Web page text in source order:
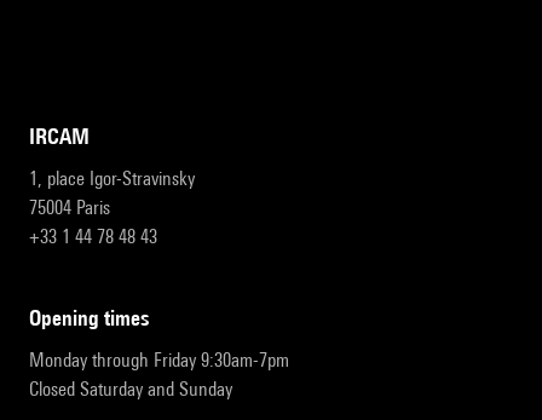
IRCAM
1, place Igor-Stravinsky
75004 Paris
+33 1 44 78 48 43
opening times
Monday through Friday 9:30am-7pm
Closed Saturday and Sunday